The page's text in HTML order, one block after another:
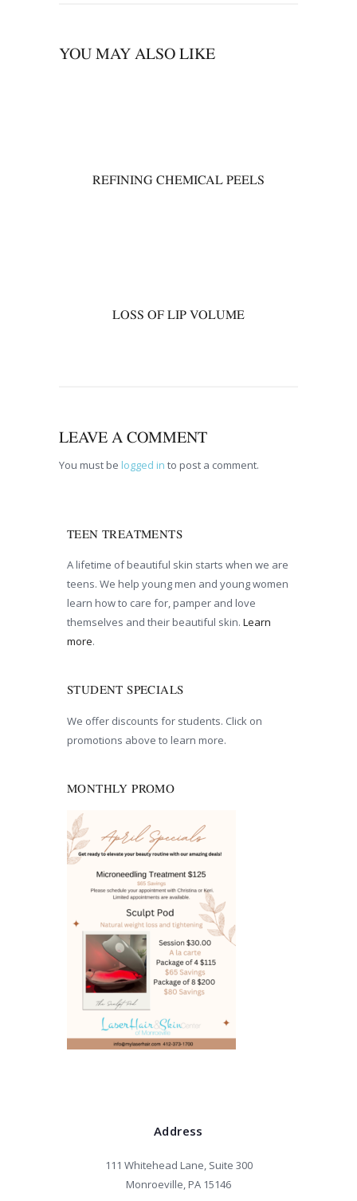
YOU MAY ALSO LIKE
REFINING CHEMICAL PEELS
LOSS OF LIP VOLUME
LEAVE A COMMENT
You must be logged in to post a comment.
TEEN TREATMENTS
A lifetime of beautiful skin starts when we are
teens. We help young men and young women
learn how to care for, pamper and love
themselves and their beautiful skin. Learn
more.
STUDENT SPECIALS
We offer discounts for students. Click on
promotions above to learn more.
MONTHLY PROMO
Address
111 Whitehead Lane, Suite 300
Monroeville, PA 15146